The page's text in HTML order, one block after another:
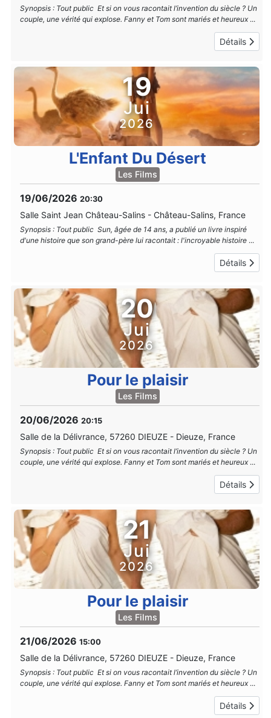
Synopsis : Tout public Et si on vous racontait l’invention du siècle ? Un
couple, une vérité qui explose. Fanny et Tom sont mariés et heureux...
Détails
19
Jui
2026
L'Enfant Du Désert
Les Films
19/06/2026 20:30
Salle Saint Jean Château-Salins - Château-Salins, France
Synopsis : Tout public Sun, âgée de 14 ans, a publié un livre inspiré
d'une histoire que son grand-père lui racontait : l'incroyable histoire ...
Détails
20
Jui
2026
Pour le plaisir
Les Films
20/06/2026 20:15
Salle de la Délivrance, 57260 DIEUZE - Dieuze, France
Synopsis : Tout public Et si on vous racontait l’invention du siècle ? Un
couple, une vérité qui explose. Fanny et Tom sont mariés et heureux...
Détails
21
Jui
2026
Pour le plaisir
Les Films
21/06/2026 15:00
Salle de la Délivrance, 57260 DIEUZE - Dieuze, France
Synopsis : Tout public Et si on vous racontait l’invention du siècle ? Un
couple, une vérité qui explose. Fanny et Tom sont mariés et heureux...
Détails